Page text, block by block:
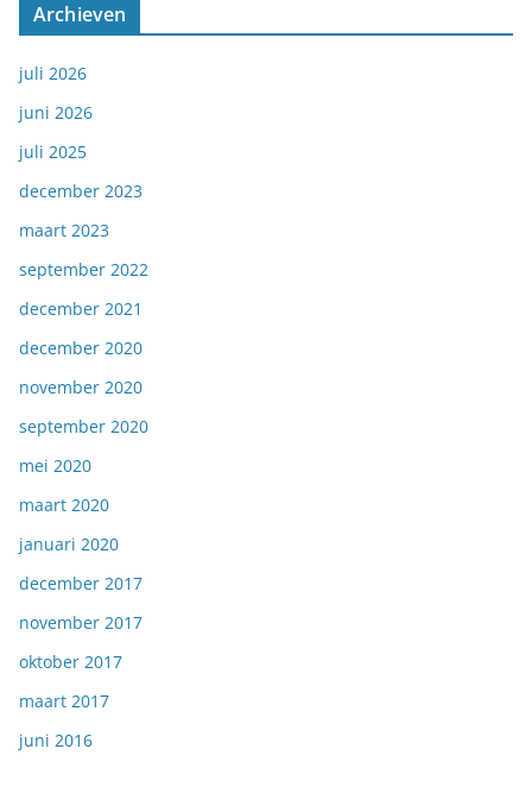
Archieven
juli 2026
juni 2026
juli 2025
december 2023
maart 2023
september 2022
december 2021
december 2020
november 2020
september 2020
mei 2020
maart 2020
januari 2020
december 2017
november 2017
oktober 2017
maart 2017
juni 2016